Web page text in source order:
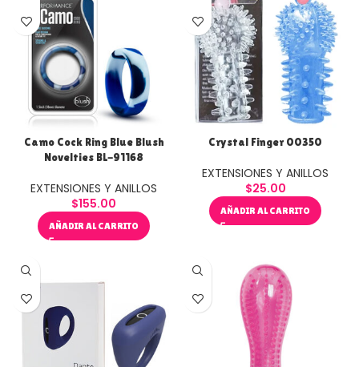
Camo Cock Ring Blue Blush
Novelties BL-91168
EXTENSIONES Y ANILLOS
$155.00
AÑADIR AL CARRITO
Crystal Finger 00350
EXTENSIONES Y ANILLOS
$25.00
AÑADIR AL CARRITO